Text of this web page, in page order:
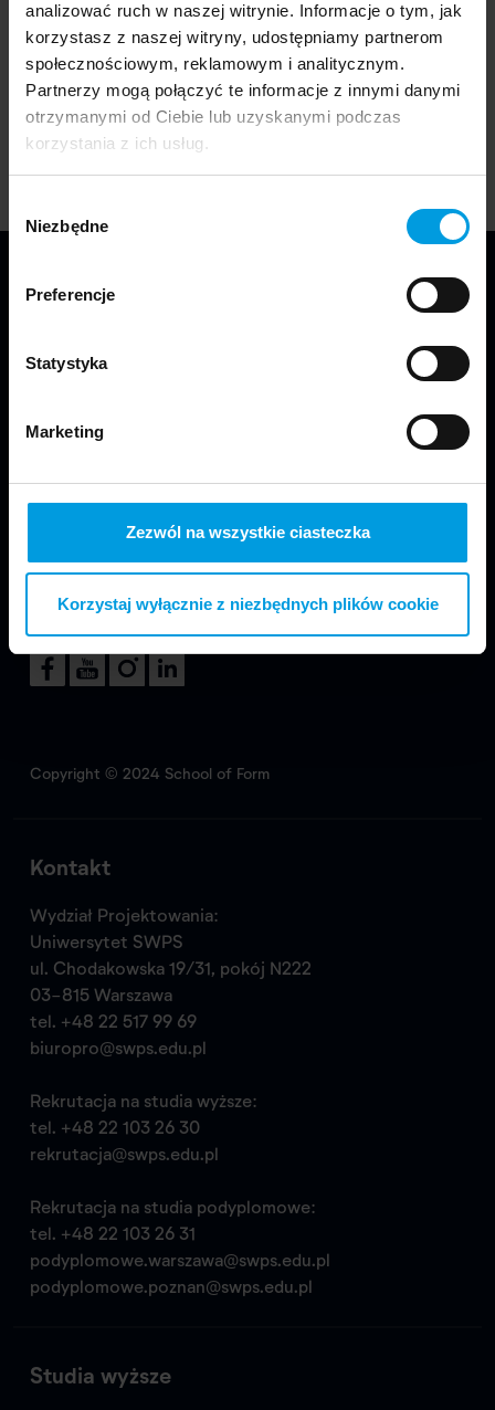
analizować ruch w naszej witrynie. Informacje o tym, jak
korzystasz z naszej witryny, udostępniamy partnerom
społecznościowym, reklamowym i analitycznym.
Partnerzy mogą połączyć te informacje z innymi danymi
otrzymanymi od Ciebie lub uzyskanymi podczas
korzystania z ich usług.
zgody
Niezbędne
Preferencje
Statystyka
Marketing
Zezwól na wszystkie ciasteczka
Korzystaj wyłącznie z niezbędnych plików cookie
Projekt jest częścią wystawy„Synantropy. Czego
uczą nas chwasty?", która została zaprezentowana
podczas tegorocznej edycji festiwalu Gdynia Design
Days 2024.
Jesteśmy częścią Wydziału Projektowania
Odwiedź nas
Copyright © 2024 School of Form
Kontakt
Wydział Projektowania:
Uniwersytet SWPS
ul. Chodakowska 19/31, pokój N222
03-815 Warszawa
tel. +48 22 517 99 69
biuropro@swps.edu.pl
Rekrutacja na studia wyższe:
tel. +48 22 103 26 30
rekrutacja@swps.edu.pl
Rekrutacja na studia podyplomowe:
tel. +48 22 103 26 31
podyplomowe.warszawa@swps.edu.pl
podyplomowe.poznan@swps.edu.pl
Studia wyższe